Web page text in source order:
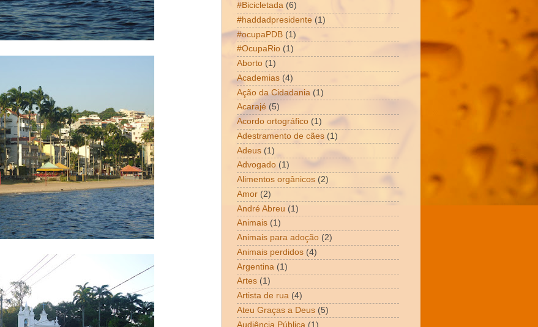
#Bicicletada (6)
#haddadpresidente (1)
#ocupaPDB (1)
#OcupaRio (1)
Aborto (1)
Academias (4)
Ação da Cidadania (1)
Acarajé (5)
Acordo ortográfico (1)
Adestramento de cães (1)
Adeus (1)
Advogado (1)
Alimentos orgânicos (2)
Amor (2)
André Abreu (1)
Animais (1)
Animais para adoção (2)
Animais perdidos (4)
Argentina (1)
Artes (1)
Artista de rua (4)
Ateu Graças a Deus (5)
Audiência Pública (1)